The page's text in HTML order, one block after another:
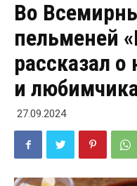
Во
пельменей
рассказал о
и
27.09.2024